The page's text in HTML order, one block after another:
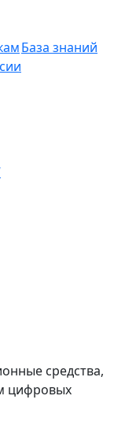
База знаний
средства,
цифровых